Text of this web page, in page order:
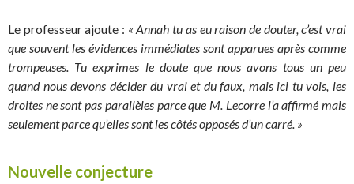
Le professeur ajoute : « Annah tu as eu raison de douter, c’est vrai
que souvent les évidences immédiates sont apparues après comme
trompeuses. Tu exprimes le doute que nous avons tous un peu
quand nous devons décider du vrai et du faux, mais ici tu vois, les
droites ne sont pas parallèles parce que M. Lecorre l’a affirmé mais
seulement parce qu’elles sont les côtés opposés d’un carré. »
Nouvelle conjecture